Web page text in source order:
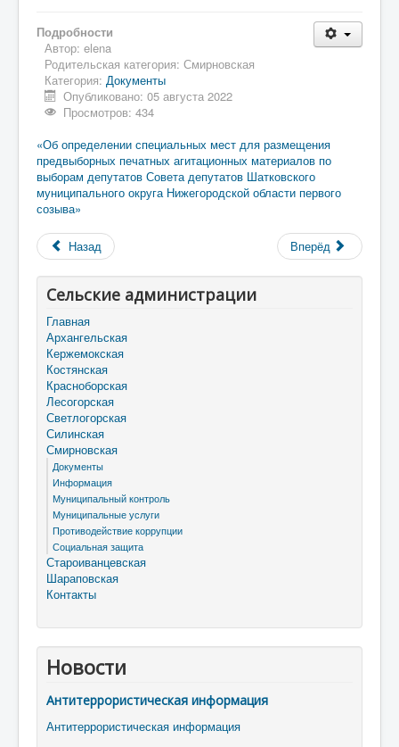
Подробности
Автор: elena
Родительская категория: Смирновская
Категория: Документы
Опубликовано: 05 августа 2022
Просмотров: 434
«Об определении специальных мест для размещения
предвыборных печатных агитационных материалов по
выборам депутатов Совета депутатов Шатковского
муниципального округа Нижегородской области первого
созыва»
Назад Вперёд
Сельские администрации
Главная
Архангельская
Кержемокская
Костянская
Красноборская
Лесогорская
Светлогорская
Силинская
Смирновская
Документы
Информация
Муниципальный контроль
Муниципальные услуги
Противодействие коррупции
Социальная защита
Староиванцевская
Шараповская
Контакты
Новости
Антитеррористическая информация
Антитеррористическая информация